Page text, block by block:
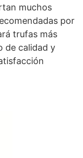
muchos
por
trufas más
de calidad y